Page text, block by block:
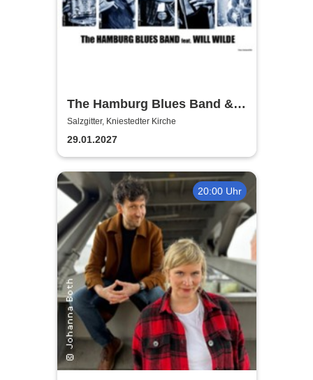
The Hamburg Blues Band &
Friends
Salzgitter, Kniestedter Kirche
29.01.2027
20:00 Uhr